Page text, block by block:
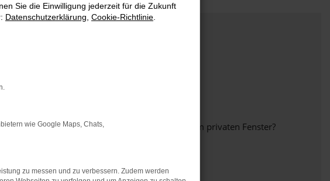
Seite in einem anderen Browser oder in einem privaten Fenster?
Sie die Einwilligung jederzeit für die Zukunft
Datenschutzerklärung Cookie-Richtlinie
wie Google Maps, Chats,
zu messen und zu verbessern. Zudem werden